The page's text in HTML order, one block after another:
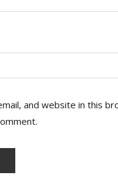
and website in this